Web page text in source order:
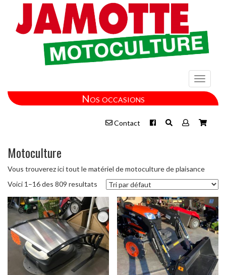
Toggle
Nos occasions
Contact
Motoculture
Vous trouverez ici tout le matériel de motoculture de plaisance
Voici 1–16 des 809 resultats